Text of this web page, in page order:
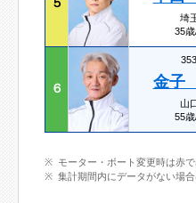
埼
35
６ 金
山
55
モーター・ボート変更時は赤で
集計期間内にデータがない場